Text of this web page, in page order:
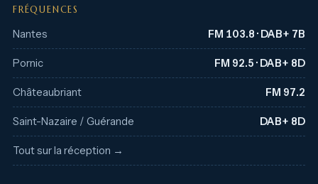
FRÉQUENCES
Nantes FM 103.8 · DAB+ 7B
Pornic FM 92.5 · DAB+ 8D
Châteaubriant FM 97.2
Saint-Nazaire / Guérande DAB+ 8D
Tout sur la réception →